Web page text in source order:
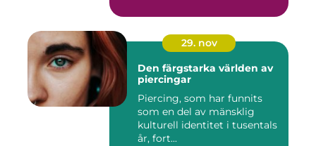
29. nov
Den färgstarka världen av
piercingar
Piercing, som har funnits
som en del av mänsklig
kulturell identitet i tusentals
år, fort...